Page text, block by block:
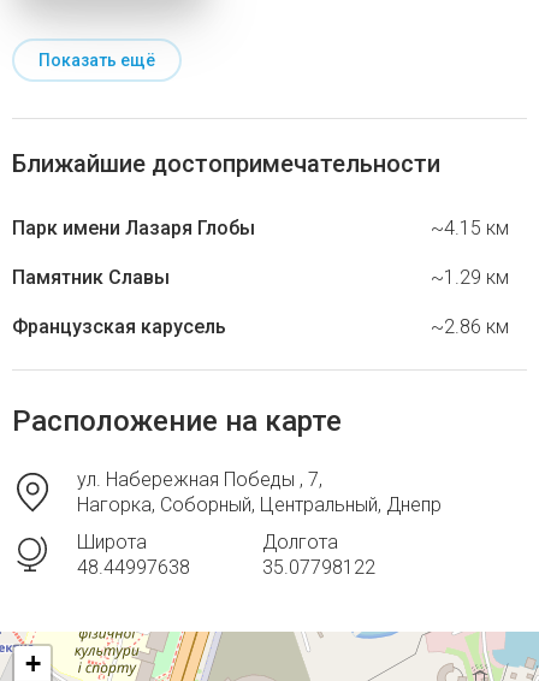
Показать ещё
Ближайшие достопримечательности
Парк имени Лазаря Глобы ~4.15 км
Памятник Славы ~1.29 км
Французская карусель ~2.86 км
Расположение на карте
ул. Набережная Победы , 7,
Нагорка, Соборный, Центральный, Днепр
Широта
48.44997638
Долгота
35.07798122
+